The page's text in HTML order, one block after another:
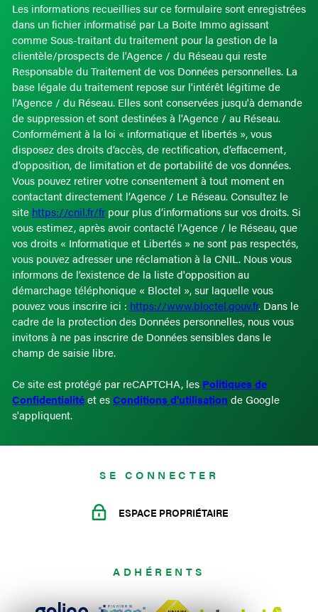
Les informations recueillies sur ce formulaire sont enregistrées
dans un fichier informatisé par La Boite Immo agissant
comme Sous-traitant du traitement pour la gestion de la
clientèle/prospects de l'Agence / du Réseau qui reste
Responsable du Traitement de vos Données personnelles. La
base légale du traitement repose sur l'intérêt légitime de
l'Agence / du Réseau. Elles sont conservées jusqu'à demande
de suppression et sont destinées à l'Agence / au Réseau.
Conformément à la loi « informatique et libertés », vous
disposez des droits d’accès, de rectification, d’effacement,
d’opposition, de limitation et de portabilité de vos données.
Vous pouvez retirer votre consentement à tout moment en
contactant directement l’Agence / Le Réseau. Consultez le
site https://cnil.fr/fr pour plus d’informations sur vos droits. Si
vous estimez, après avoir contacté l'Agence / le Réseau, que
vos droits « Informatique et Libertés » ne sont pas respectés,
vous pouvez adresser une réclamation à la CNIL. Nous vous
informons de l’existence de la liste d'opposition au
démarchage téléphonique « Bloctel », sur laquelle vous
pouvez vous inscrire ici : https://www.bloctel.gouv.fr. Dans le
cadre de la protection des Données personnelles, nous vous
invitons à ne pas inscrire de Données sensibles dans le
champ de saisie libre.
Ce site est protégé par reCAPTCHA, les Politiques de
Confidentialitéet esConditions d'utilisation de Google
s'appliquent.
SE CONNECTER
ESPACE PROPRIÉTAIRE
ADHÉRENTS